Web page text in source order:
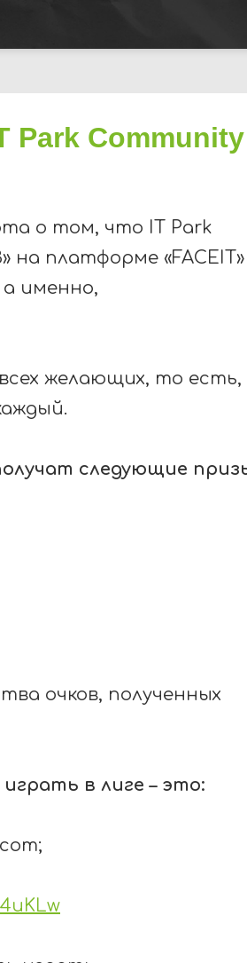
Park Community
о том, что IT Park
на платформе «FACEIT»
а именно,
желающих, то есть,
следующие
очков, полученных
в лиге – это:
com;